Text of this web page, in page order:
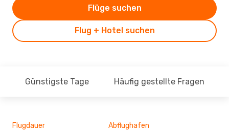
Flug + Hotel suchen
Flüge suchen
Günstigste Tage Häufig gestellte Fragen
Flugdauer Abflughafen